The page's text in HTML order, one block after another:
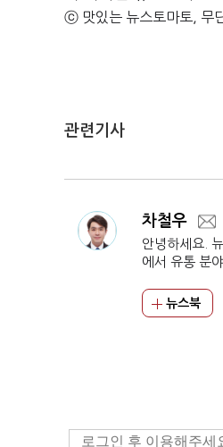
ⓒ 맛있는 뉴스토마토, 무
관련기사
차철우
안녕하세요.
에서 유통 분
뉴스북